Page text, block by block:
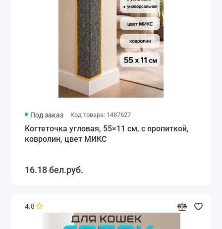
Под заказ Код товара: 1487627
Когтеточка угловая, 55×11 см, с пропиткой,
ковролин, цвет МИКС
16.18 бел.руб.
4.8